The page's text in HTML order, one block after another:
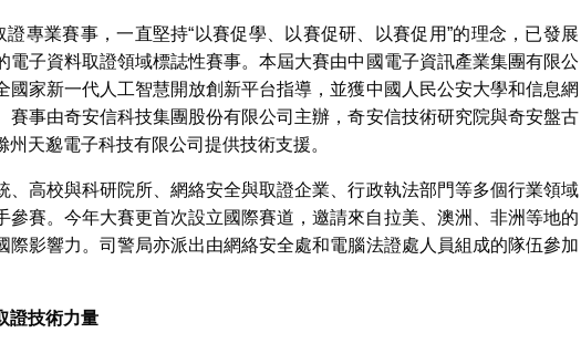
證專業賽事，一直堅持“以賽促學、以賽促研、以賽促用”的理念，已發展
電子資料取證領域標誌性賽事。本屆大賽由中國電子資訊產業集團有限公
國家新一代人工智慧開放創新平台指導，並獲中國人民公安大學和信息網
賽事由奇安信科技集團股份有限公司主辦，奇安信技術研究院與奇安盤古
州天邈電子科技有限公司提供技術支援。
、高校與科研院所、網絡安全與取證企業、行政執法部門等多個行業領域
參賽。今年大賽更首次設立國際賽道，邀請來自拉美、澳洲、非洲等地的
際影響力。司警局亦派出由網絡安全處和電腦法證處人員組成的隊伍參加
證技術力量